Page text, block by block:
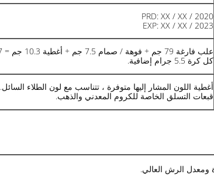
PRD: XX / XX / 2020
EXP: XX / XX / 2023
علب فارغة 79 جم + فوهة / صمام 7.5 جم + أغطية 10.3 جم = 97 جم.
كل كرة 5.5 جرام إضافية.
أغطية اللون المشار إليها متوفرة ، تتناسب مع لون الطلاء السائل.
قبعات التسلق الخاصة للكروم المعدني والذهب.